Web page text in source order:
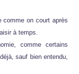
comme on court après
à temps.
comme certains
sauf bien entendu,